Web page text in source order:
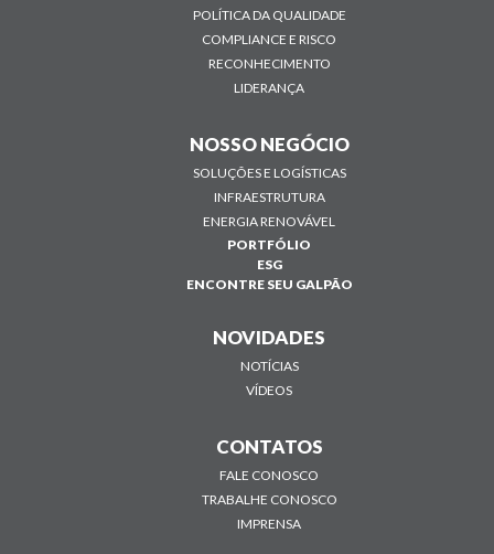
POLÍTICA DA QUALIDADE
COMPLIANCE E RISCO
RECONHECIMENTO
LIDERANÇA
NOSSO NEGÓCIO
SOLUÇÕES E LOGÍSTICAS
INFRAESTRUTURA
ENERGIA RENOVÁVEL
PORTFÓLIO
ESG
ENCONTRE SEU GALPÃO
NOVIDADES
NOTÍCIAS
VÍDEOS
CONTATOS
FALE CONOSCO
TRABALHE CONOSCO
IMPRENSA